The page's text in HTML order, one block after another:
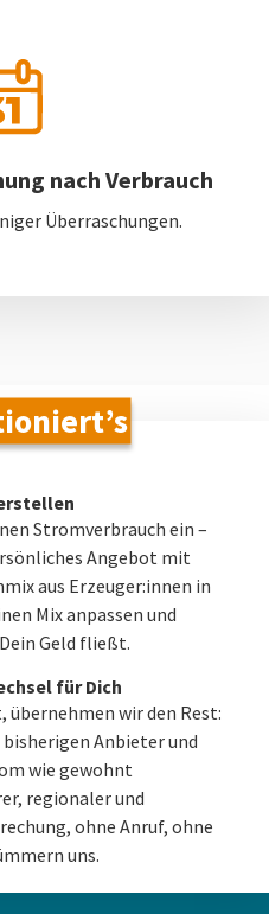
nach Verbrauch
Überraschungen.
Stromverbrauch ein –
Angebot mit
aus Erzeuger:innen in
Mix anpassen und
Geld fließt.
für Dich
übernehmen wir den Rest:
Anbieter und
wie gewohnt
regionaler und
ohne Anruf, ohne
uns.